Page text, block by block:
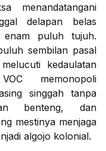
menandatangani
delapan belas
puluh tujuh.
sembilan pasal
kedaulatan
memonopoli
singgah tanpa
benteng, dan
mestinya menjaga
algojo kolonial.